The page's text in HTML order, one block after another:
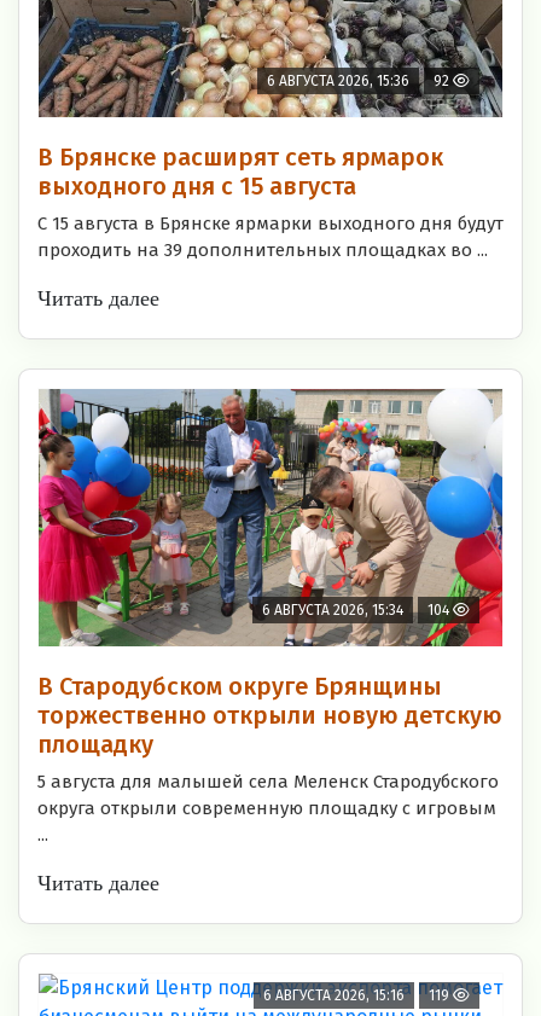
6 АВГУСТА 2026, 15:36 92
В Брянске расширят сеть ярмарок
выходного дня с 15 августа
С 15 августа в Брянске ярмарки выходного дня будут
проходить на 39 дополнительных площадках во ...
Читать далее
6 АВГУСТА 2026, 15:34 104
В Стародубском округе Брянщины
торжественно открыли новую детскую
площадку
5 августа для малышей села Меленск Стародубского
округа открыли современную площадку с игровым
...
Читать далее
6 АВГУСТА 2026, 15:16 119